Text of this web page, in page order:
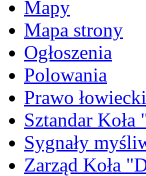
Mapy
Mapa strony
Ogłoszenia
Polowania
Prawo
Sztandar Koła
Sygnały
Zarząd Koła